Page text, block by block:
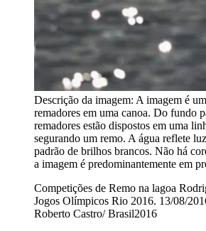
Descrição da imagem: A imagem é
remadores em uma canoa. Do fundo
remadores estão dispostos em uma
segurando um remo. A água reflete
padrão de brilhos brancos. Não há
a imagem é predominantemente em
Competições de Remo na lagoa
Jogos Olímpicos Rio 2016. 13/08/
Roberto Castro/ Brasil2016